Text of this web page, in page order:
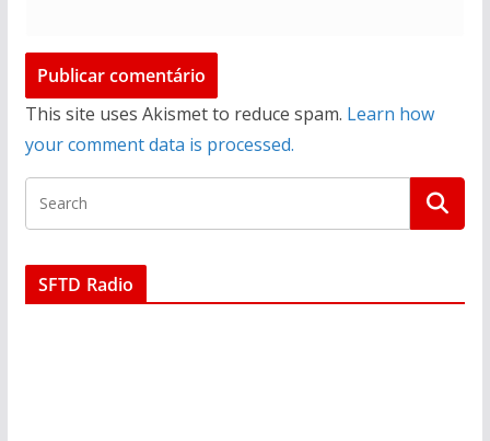
This site uses Akismet to reduce spam. Learn how
your comment data is processed.
SFTD Radio